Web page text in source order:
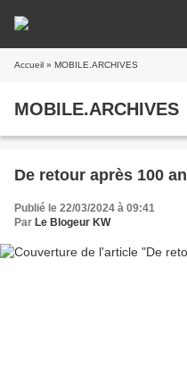
Accueil » MOBILE.ARCHIVES
MOBILE.ARCHIVES
De retour après 100
Publié le 22/03/2024 à 09:41
Par Le Blogeur KW